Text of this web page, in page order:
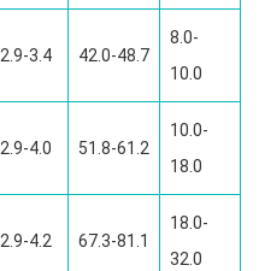
2.9-3.4 42.0-48.7
8.0-
10.0
2.9-4.0 51.8-61.2
10.0-
18.0
2.9-4.2 67.3-81.1
18.0-
32.0